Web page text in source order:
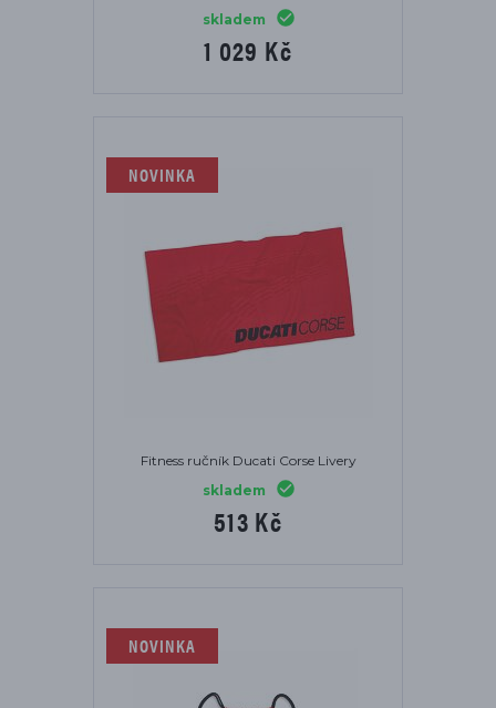
skladem
1 029 Kč
NOVINKA
Fitness ručník Ducati Corse Livery
skladem
513 Kč
NOVINKA